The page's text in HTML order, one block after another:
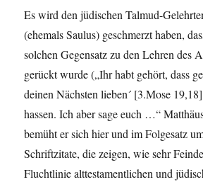
Es wird den jüdischen Talmud-
(ehemals Saulus) geschmerzt haben,
solchen Gegensatz zu den Lehren des
gerückt wurde („Ihr habt gehört, dass
deinen Nächsten lieben´ [3.Mose
hassen. Ich aber sage euch …“
bemüht er sich hier und im Folgesatz
Schriftzitate, die zeigen, wie sehr
Fluchtlinie alttestamentlichen und